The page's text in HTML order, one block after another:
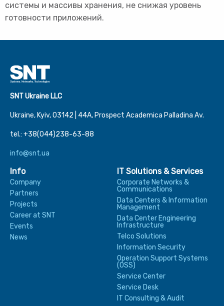
системы и массивы хранения, не снижая уровень
готовности приложений.
SNT Ukraine LLC
Ukraine, Kyiv, 03142 | 44А, Prospect Academica Palladina Av.
tel.: +38(044)238-63-88
info@snt.ua
Info
Company
Partners
Projects
Career at SNT
Events
News
IT Solutions & Services
Corporate Networks &
Communications
Data Centers & Information
Management
Data Center Engineering
Infrastructure
Telco Solutions
Information Security
Operation Support Systems
(OSS)
Service Center
Service Desk
IT Consulting & Audit